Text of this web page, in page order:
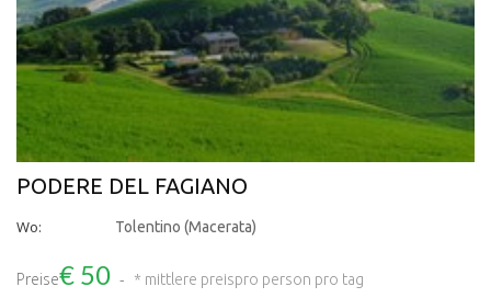
PODERE DEL FAGIANO
Wo: Tolentino (Macerata)
Preise€ 50 * mittlere preispro person pro tag